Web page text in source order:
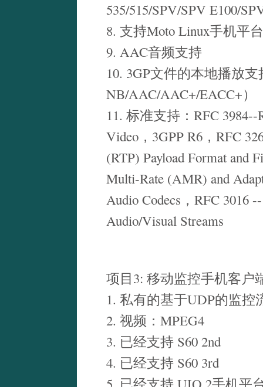
535/515/SPV/SPV E100/
8. 支持Moto Linux手机平
9. AAC音频支持
10. 3GP文件的本地播放
NB/AAC/AAC+/EACC+）
11. 标准支持：RFC 3984--
Video，3GPP R6，RFC
(RTP) Payload Format and
Multi-Rate (AMR) and
Audio Codecs，RFC 3016
Audio/Visual Streams
项目3: 移动监控手机客户
1. 私有的基于UDP的监控
2. 视频：MPEG4
3. 已经支持 S60 2nd
4. 已经支持 S60 3rd
5. 已经支持 UIQ 2手机平